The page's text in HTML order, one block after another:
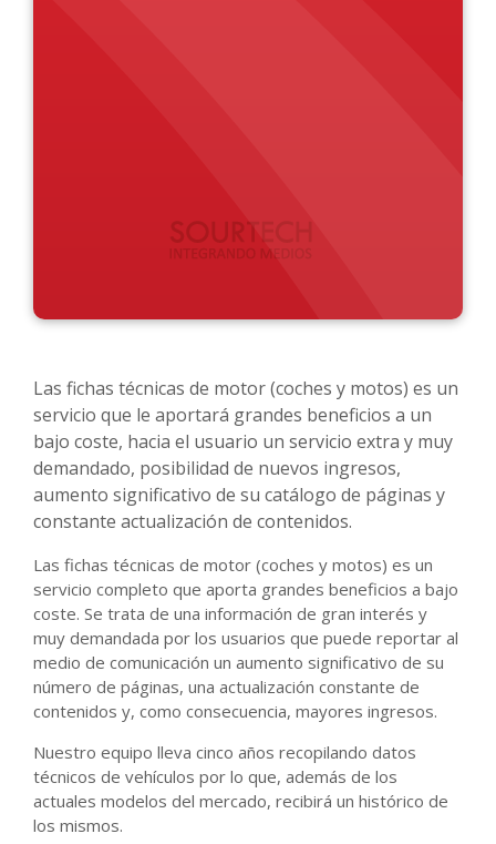
Las fichas técnicas de motor (coches y motos) es un
servicio que le aportará grandes beneficios a un
bajo coste, hacia el usuario un servicio extra y muy
demandado, posibilidad de nuevos ingresos,
aumento significativo de su catálogo de páginas y
constante actualización de contenidos.
Las fichas técnicas de motor (coches y motos) es un
servicio completo que aporta grandes beneficios a bajo
coste. Se trata de una información de gran interés y
muy demandada por los usuarios que puede reportar al
medio de comunicación un aumento significativo de su
número de páginas, una actualización constante de
contenidos y, como consecuencia, mayores ingresos.
Nuestro equipo lleva cinco años recopilando datos
técnicos de vehículos por lo que, además de los
actuales modelos del mercado, recibirá un histórico de
los mismos.